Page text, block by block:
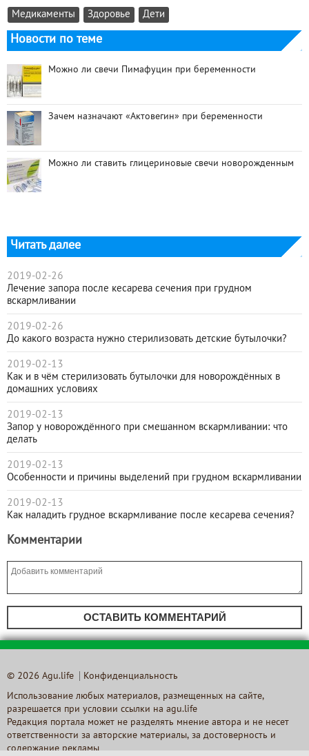
Медикаменты Здоровье Дети
Новости по теме
Можно ли свечи Пимафуцин при беременности
Зачем назначают «Актовегин» при беременности
Можно ли ставить глицериновые свечи новорожденным
Читать далее
2019-02-26
Лечение запора после кесарева сечения при грудном
вскармливании
2019-02-26
До какого возраста нужно стерилизовать детские бутылочки?
2019-02-13
Как и в чём стерилизовать бутылочки для новорождённых в
домашних условиях
2019-02-13
Запор у новорождённого при смешанном вскармливании: что
делать
2019-02-13
Особенности и причины выделений при грудном вскармливании
2019-02-13
Как наладить грудное вскармливание после кесарева сечения?
Комментарии
ОСТАВИТЬ КОММЕНТАРИЙ
© 2026 Agu.life Конфиденциальность
Использование любых материалов, размещенных на сайте,
разрешается при условии ссылки на agu.life
Редакция портала может не разделять мнение автора и не несет
ответственности за авторские материалы, за достоверность и
содержание рекламы